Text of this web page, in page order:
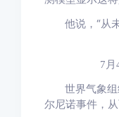
他说，“从
7月
世界气象
尔尼诺事件，